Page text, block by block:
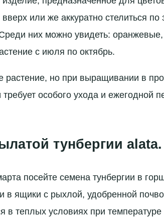
или же аккуратно стелиться по
них можно увидеть:
с июля по октябрь.
растение, но при выращивании в
требует особого ухода и ежегодной
тунбергии alata.
посейте семена тунбергии в
в ящики с рыхлой, удобренной
в теплых условиях при